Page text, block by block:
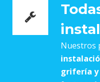
Nuestros
grifería